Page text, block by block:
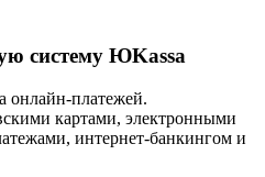
систему ЮKassa
онлайн-платежей.
картами, электронными
интернет-банкингом и